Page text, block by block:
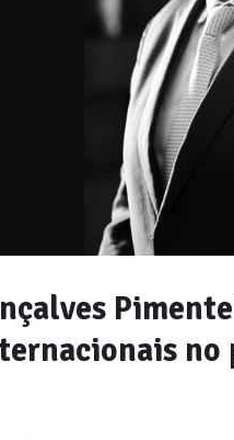
por que autonomia
é o único resultado